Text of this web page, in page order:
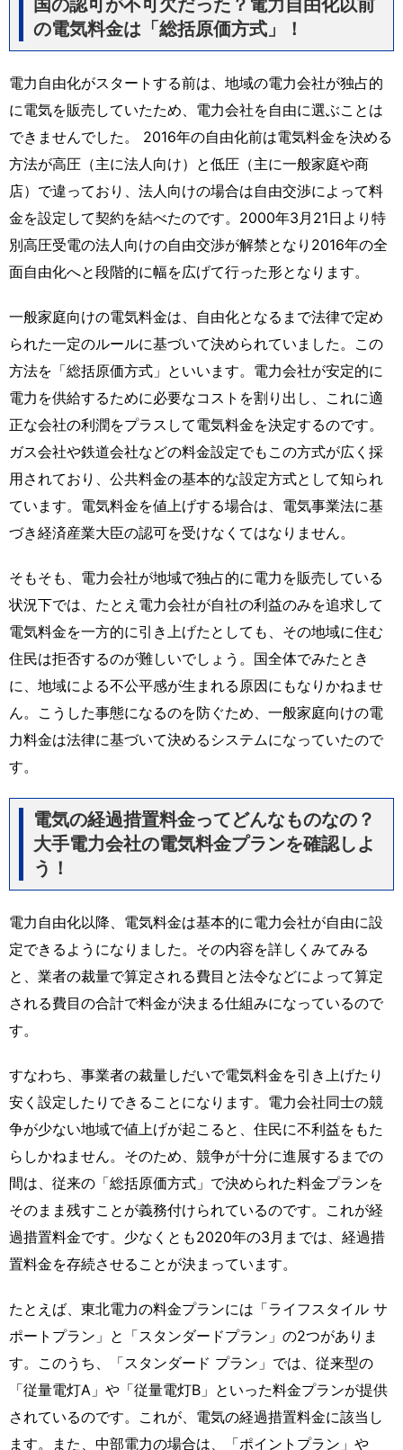
の電気料金は「総括原価方式」！
電力自由化がスタートする前は、地域の電力会社が独占的
に電気を販売していたため、電力会社を自由に選ぶことは
できませんでした。 2016年の自由化前は電気料金を決める
方法が高圧（主に法人向け）と低圧（主に一般家庭や商
店）で違っており、法人向けの場合は自由交渉によって料
金を設定して契約を結べたのです。2000年3月21日より特
別高圧受電の法人向けの自由交渉が解禁となり2016年の全
面自由化へと段階的に幅を広げて行った形となります。
一般家庭向けの電気料金は、自由化となるまで法律で定め
られた一定のルールに基づいて決められていました。この
方法を「総括原価方式」といいます。電力会社が安定的に
電力を供給するために必要なコストを割り出し、これに適
正な会社の利潤をプラスして電気料金を決定するのです。
ガス会社や鉄道会社などの料金設定でもこの方式が広く採
用されており、公共料金の基本的な設定方式として知られ
ています。電気料金を値上げする場合は、電気事業法に基
づき経済産業大臣の認可を受けなくてはなりません。
そもそも、電力会社が地域で独占的に電力を販売している
状況下では、たとえ電力会社が自社の利益のみを追求して
電気料金を一方的に引き上げたとしても、その地域に住む
住民は拒否するのが難しいでしょう。国全体でみたとき
に、地域による不公平感が生まれる原因にもなりかねませ
ん。こうした事態になるのを防ぐため、一般家庭向けの電
力料金は法律に基づいて決めるシステムになっていたので
す。
電気の経過措置料金ってどんなものなの？
大手電力会社の電気料金プランを確認しよ
う！
電力自由化以降、電気料金は基本的に電力会社が自由に設
定できるようになりました。その内容を詳しくみてみる
と、業者の裁量で算定される費目と法令などによって算定
される費目の合計で料金が決まる仕組みになっているので
す。
すなわち、事業者の裁量しだいで電気料金を引き上げたり
安く設定したりできることになります。電力会社同士の競
争が少ない地域で値上げが起こると、住民に不利益をもた
らしかねません。そのため、競争が十分に進展するまでの
間は、従来の「総括原価方式」で決められた料金プランを
そのまま残すことが義務付けられているのです。これが経
過措置料金です。少なくとも2020年の3月までは、経過措
置料金を存続させることが決まっています。
たとえば、東北電力の料金プランには「ライフスタイル サ
ポートプラン」と「スタンダードプラン」の2つがありま
す。このうち、「スタンダード プラン」では、従来型の
「従量電灯A」や「従量電灯B」といった料金プランが提供
されているのです。これが、電気の経過措置料金に該当し
ます。また、中部電力の場合は、「ポイントプラン」や